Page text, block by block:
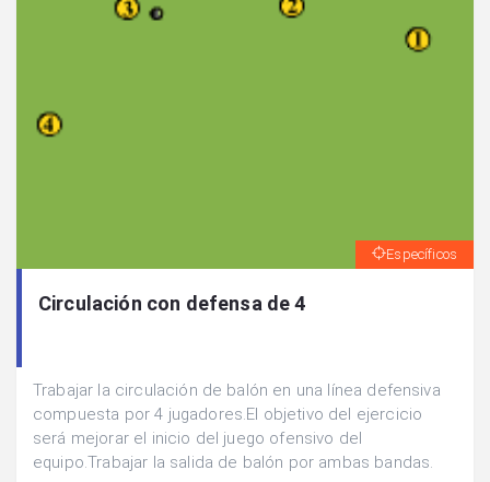
Específicos
Circulación con defensa de 4
Trabajar la circulación de balón en una línea defensiva
compuesta por 4 jugadores.El objetivo del ejercicio
será mejorar el inicio del juego ofensivo del
equipo.Trabajar la salida de balón por ambas bandas.